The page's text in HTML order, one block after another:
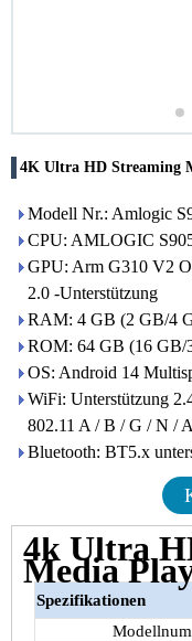
4K Ultra HD Streaming
Modell Nr.: Amlogic
CPU: AMLOGIC
GPU: Arm G310 V2
2.0 -Unterstützung
RAM: 4 GB (2 GB/4
ROM: 64 GB (16 GB/
OS: Android 14
WiFi: Unterstützung
802.11 A / B / G / N /
Bluetooth: BT5.x
4k Ultra
Media
Spezifikationen